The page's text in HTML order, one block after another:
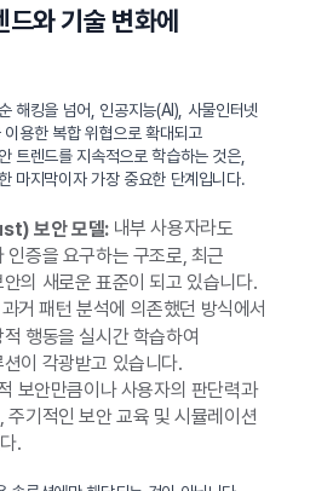
와 기술 변화에
해킹을 넘어, 인공지능(AI), 사물인터넷
용한 복합 위협으로 확대되고
트렌드를 지속적으로 학습하는 것은,
마지막이자 가장 중요한 단계입니다.
보안 모델:내부 사용자라도
인증을 요구하는 구조로, 최근
의 새로운 표준이 되고 있습니다.
거 패턴 분석에 의존했던 방식에서
행동을 실시간 학습하여
이 각광받고 있습니다.
보안만큼이나 사용자의 판단력과
주기적인 보안 교육 및 시뮬레이션
.